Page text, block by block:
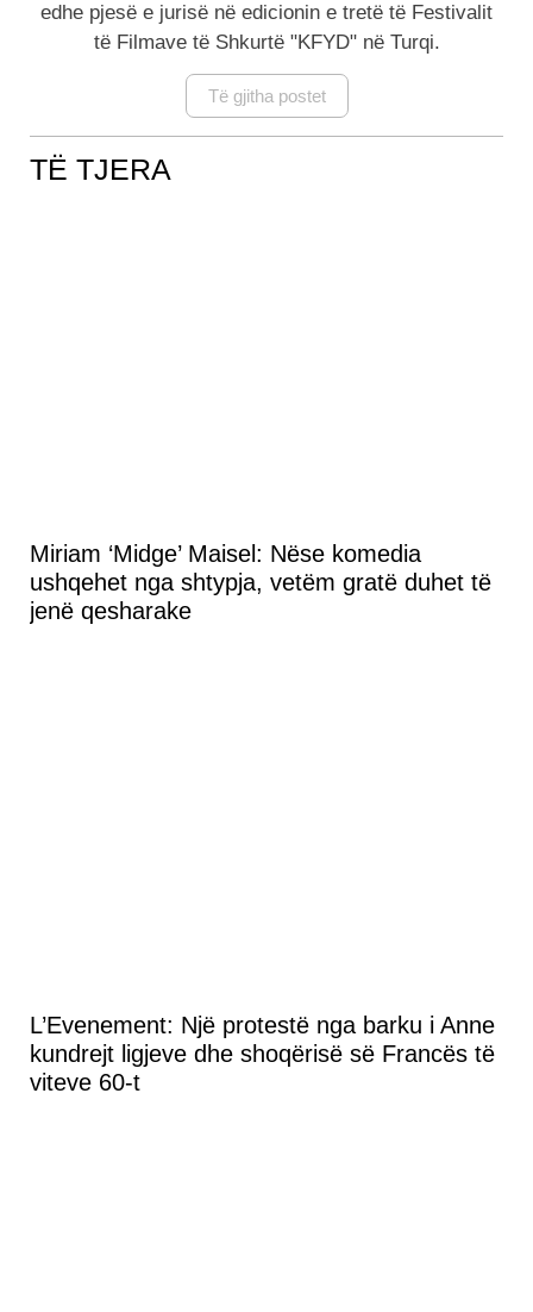
edhe pjesë e jurisë në edicionin e tretë të Festivalit
të Filmave të Shkurtë "KFYD" në Turqi.
Të gjitha postet
TË TJERA
Miriam ‘Midge’ Maisel: Nëse komedia
ushqehet nga shtypja, vetëm gratë duhet të
jenë qesharake
L’Evenement: Një protestë nga barku i Anne
kundrejt ligjeve dhe shoqërisë së Francës të
viteve 60-t